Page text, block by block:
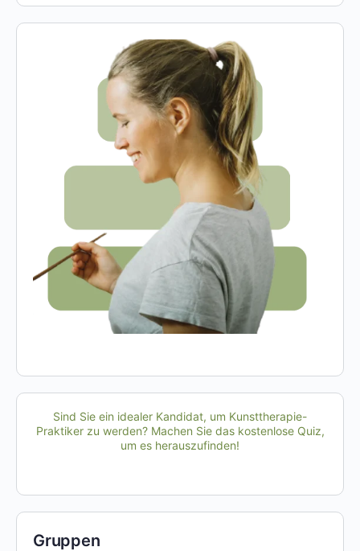
Sind Sie ein idealer Kandidat, um Kunsttherapie-
Praktiker zu werden? Machen Sie das kostenlose Quiz,
um es herauszufinden!
Gruppen